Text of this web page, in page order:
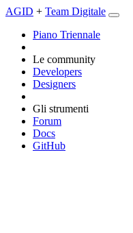
AGID + Team Digitale
Piano Triennale
Le community
Developers
Designers
Gli strumenti
Forum
Docs
GitHub